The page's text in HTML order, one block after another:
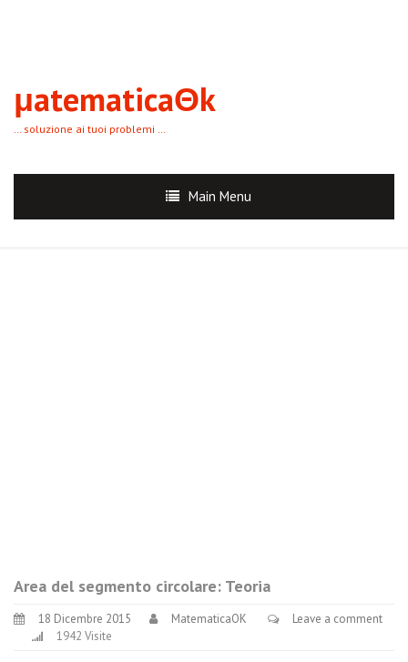
μatematicaΘk
… soluzione ai tuoi problemi …
Main Menu
Area del segmento circolare: Teoria
18 Dicembre 2015 MatematicaOK
Leave a comment
1942 Visite